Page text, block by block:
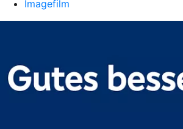
Imagefilm